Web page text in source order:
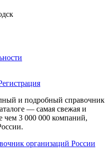
и подробный справочник
— самая свежая и
чем 3 000 000 компаний,
организаций России